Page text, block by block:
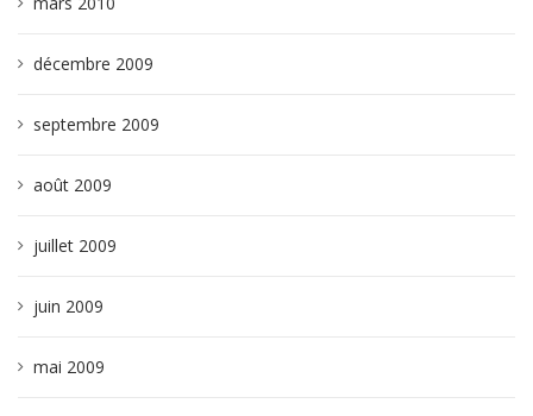
décembre 2009
septembre 2009
août 2009
juillet 2009
juin 2009
mai 2009